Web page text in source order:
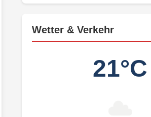
Wetter & Verkehr
21°C